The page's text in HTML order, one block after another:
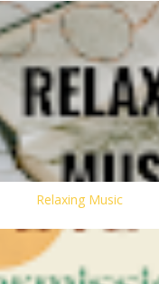
Relaxing Music